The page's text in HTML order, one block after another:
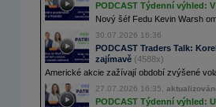
PODCAST Týdenní výhled:
Nový šéf Fedu Kevin Warsh
30.07.2026 16:36
PODCAST Traders Talk:
zajímavě (4588x)
Americké akcie zažívají období zvýšené
27.07.2026 16:35,
PODCAST Týdenní výhled: